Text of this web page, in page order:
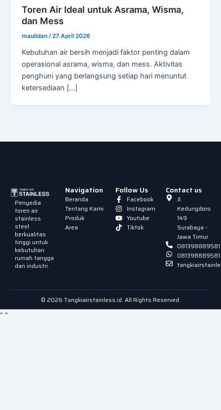
Toren Air Ideal untuk Asrama, Wisma,
dan Mess
maulidan/27 April 2026
Kebutuhan air bersih menjadi faktor penting dalam
operasional asrama, wisma, dan mess. Aktivitas
penghuni yang berlangsung setiap hari menuntut
ketersediaan […]
Penyedia
toren air
stainless
steel
berkualitas
tinggi untuk
kebutuhan
rumah tangga
dan industri.
Navigation
Beranda
Tentang Kami
Produk
Area
Follow Us
Facebook
Instagram
Youtube
Tiktok
Contact us
Jl.
Kedungdoro
149
Surabaya -
Jawa Timur
081398889581
081398889581
© 2026 Tangkiairstainless.id. All Rights Reserved.
" "